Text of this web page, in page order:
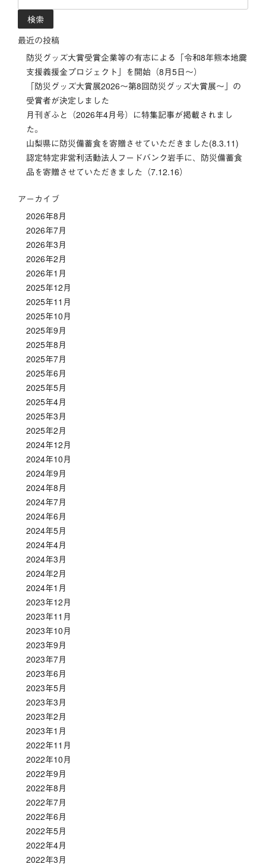
ビ
ゲ
ー
シ
ョ
ン
索:
最近の投稿
防災グッズ大賞受賞企業等の有志による「令和8年熊本地震
支援義援金プロジェクト」を開始（8月5日～）
「防災グッズ⼤賞展2026〜第8回防災グッズ⼤賞展〜」の
受賞者が決定しました
月刊ぎふと（2026年4月号）に特集記事が掲載されまし
た。
山梨県に防災備蓄食を寄贈させていただきました(8.3.11)
認定特定非営利活動法人フードバンク岩手に、防災備蓄食
品を寄贈させていただきました（7.12.16）
アーカイブ
2026年8月
2026年7月
2026年3月
2026年2月
2026年1月
2025年12月
2025年11月
2025年10月
2025年9月
2025年8月
2025年7月
2025年6月
2025年5月
2025年4月
2025年3月
2025年2月
2024年12月
2024年10月
2024年9月
2024年8月
2024年7月
2024年6月
2024年5月
2024年4月
2024年3月
2024年2月
2024年1月
2023年12月
2023年11月
2023年10月
2023年9月
2023年7月
2023年6月
2023年5月
2023年3月
2023年2月
2023年1月
2022年11月
2022年10月
2022年9月
2022年8月
2022年7月
2022年6月
2022年5月
2022年4月
2022年3月